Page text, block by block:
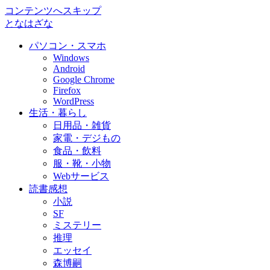
コンテンツへスキップ
となはざな
パソコン・スマホ
Windows
Android
Google Chrome
Firefox
WordPress
生活・暮らし
日用品・雑貨
家電・デジもの
食品・飲料
服・靴・小物
Webサービス
読書感想
小説
SF
ミステリー
推理
エッセイ
森博嗣